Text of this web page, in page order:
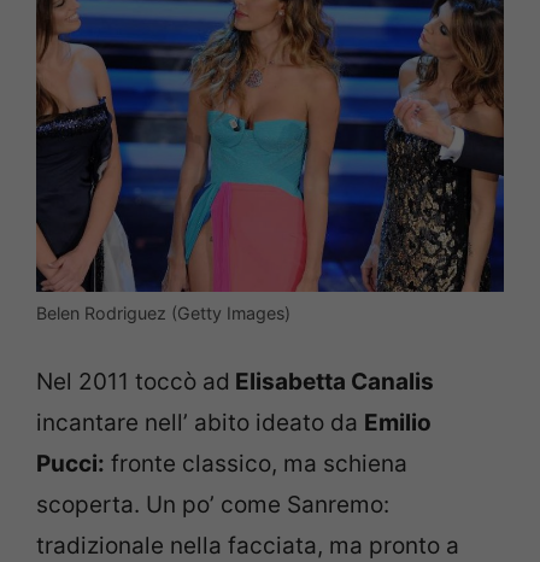
Belen Rodriguez (Getty Images)
Nel 2011 toccò ad Elisabetta Canalis
incantare nell’ abito ideato da Emilio
Pucci: fronte classico, ma schiena
scoperta. Un po’ come Sanremo:
tradizionale nella facciata, ma pronto a